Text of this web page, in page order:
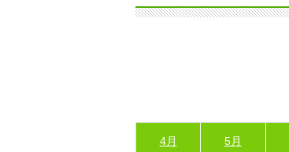
4月 5月